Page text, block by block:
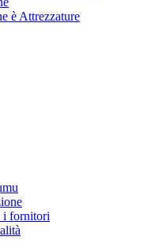
è Attrezzature
i fornitori